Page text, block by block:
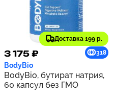
Доставка 199 р.
3 175 ₽ 318
BodyBio
BodyBio, бутират натрия,
60 капсул без ГМО